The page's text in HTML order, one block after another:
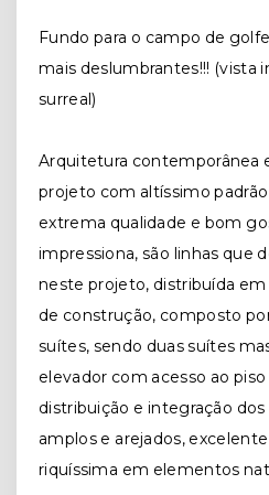
Fundo para o campo de
mais deslumbrantes!!! (vista
surreal)
Arquitetura contemporânea
projeto com altíssimo
extrema qualidade e bom
impressiona, são linhas que
neste projeto, distribuída
de construção, composto
suítes, sendo duas suítes
elevador com acesso ao
distribuição e integração
amplos e arejados,
riquíssima em elementos